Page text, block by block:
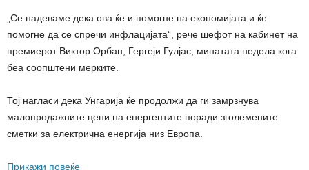
„Се надеваме дека ова ќе и помогне на економијата и ќе
помогне да се спречи инфлацијата“, рече шефот на кабинет на
премиерот Виктор Орбан, Гергеји Гулјас, минатата недела кога
беа соопштени мерките.
Тој нагласи дека Унгарија ќе продолжи да ги замрзнува
малопродажните цени на енергентите поради зголемените
сметки за електрична енергија низ Европа.
Прикажи повеќе